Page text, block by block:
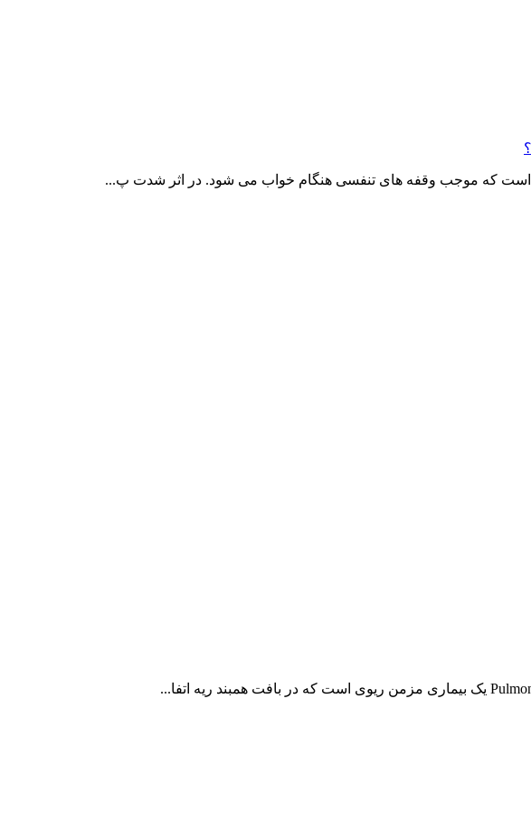
است که موجب وقفه های تنفسی هنگام خواب می شود. در اثر شدت پ...